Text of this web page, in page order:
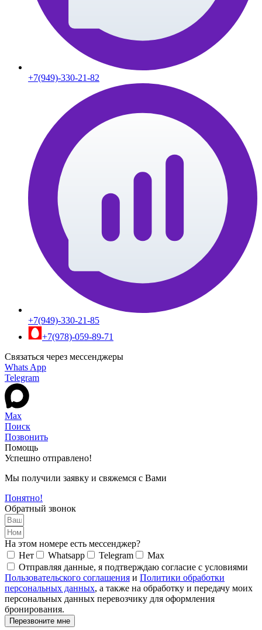
+7(949)-330-21-82
+7(949)-330-21-85
+7(978)-059-89-71
Связаться через мессенджеры
Whats App
Telegram
Max
Поиск
Позвонить
Помощь
Успешно отправлено!
Мы получили заявку и свяжемся с Вами
Понятно!
Обратный звонок
На этом номере есть мессенджер?
Нет
Whatsapp Telegram
Max
Отправляя данные, я подтверждаю согласие с условиями
Пользовательского соглашения и Политики обработки
персональных данных, а также на обработку и передачу моих
персональных данных перевозчику для оформления
бронирования.
Перезвоните мне